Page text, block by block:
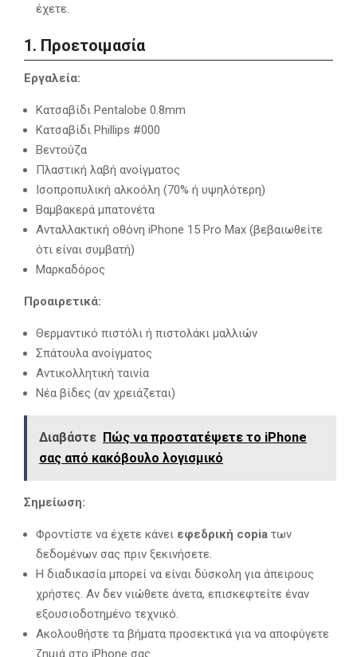
έχετε.
1. Προετοιμασία
Εργαλεία:
Κατσαβίδι Pentalobe 0.8mm
Κατσαβίδι Phillips #000
Βεντούζα
Πλαστική λαβή ανοίγματος
Ισοπροπυλική αλκοόλη (70% ή υψηλότερη)
Βαμβακερά μπατονέτα
Ανταλλακτική οθόνη iPhone 15 Pro Max (βεβαιωθείτε
ότι είναι συμβατή)
Μαρκαδόρος
Προαιρετικά:
Θερμαντικό πιστόλι ή πιστολάκι μαλλιών
Σπάτουλα ανοίγματος
Αντικολλητική ταινία
Νέα βίδες (αν χρειάζεται)
Διαβάστε Πώς να προστατέψετε το iPhone
σας από κακόβουλο λογισμικό
Σημείωση:
Φροντίστε να έχετε κάνει εφεδρική copia των
δεδομένων σας πριν ξεκινήσετε.
Η διαδικασία μπορεί να είναι δύσκολη για άπειρους
χρήστες. Αν δεν νιώθετε άνετα, επισκεφτείτε έναν
εξουσιοδοτημένο τεχνικό.
Ακολουθήστε τα βήματα προσεκτικά για να αποφύγετε
ζημιά στο iPhone σας.